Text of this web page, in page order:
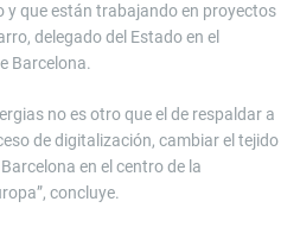
y que están trabajando en proyectos
delegado del Estado en el
Barcelona.
no es otro que el de respaldar a
de digitalización, cambiar el tejido
en el centro de la
concluye.